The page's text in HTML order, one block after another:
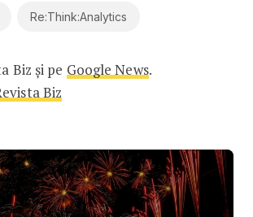
Re:Think:Analytics
Biz și pe Google News.
Biz